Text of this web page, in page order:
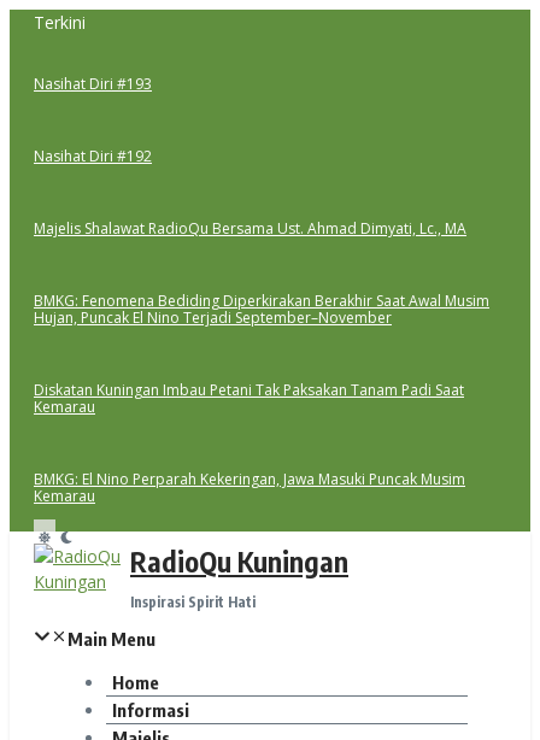
Lewati
Terkini
Nasihat Diri #193
Nasihat Diri #192
Majelis Shalawat RadioQu Bersama Ust. Ahmad Dimyati, Lc., MA
BMKG: Fenomena Bediding Diperkirakan Berakhir Saat Awal Musim
Hujan, Puncak El Nino Terjadi September–November
Diskatan Kuningan Imbau Petani Tak Paksakan Tanam Padi Saat
Kemarau
BMKG: El Nino Perparah Kekeringan, Jawa Masuki Puncak Musim
Kemarau
RadioQu Kuningan
Inspirasi Spirit Hati
Main Menu
Home
Informasi